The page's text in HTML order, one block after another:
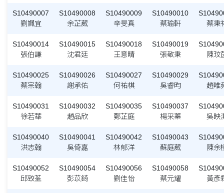
S10490007
劉姵宜
S10490008
余芷葳
S10490009
辛旻真
S10490010
蔡瑜軒
蔡秉
S10490014
張伯謙
S10490015
沈君廷
S10490018
王意晴
S10490019
張敬秉
陳玟
S10490025
蔡宗翰
S10490026
謝承佑
S10490027
何祐棋
S10490029
吳睿昀
趙唯
S10490031
徐若華
S10490032
趙品欣
S10490035
鄭芷庭
S10490037
楊采蓁
吳映
S10490040
洪志翰
S10490041
吳倚嘉
S10490042
林郁洋
S10490043
蘇庭葳
陳余
S10490052
邱致荃
S10490054
彭苡錡
S10490056
劉佳怡
S10490058
蔡元耀
黃彥